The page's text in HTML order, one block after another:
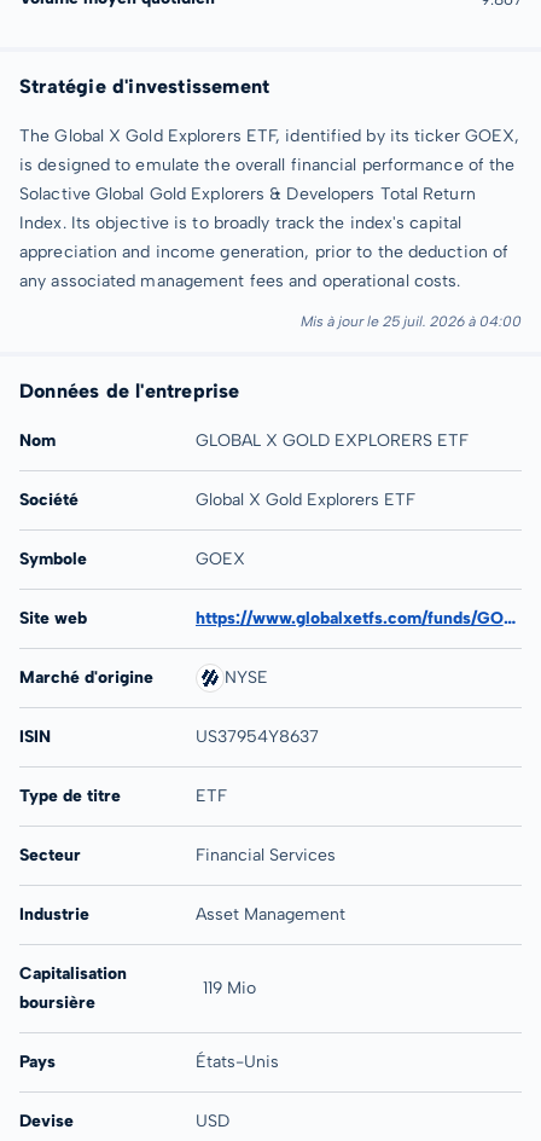
Stratégie d'investissement
The Global X Gold Explorers ETF, identified by its ticker GOEX,
is designed to emulate the overall financial performance of the
Solactive Global Gold Explorers & Developers Total Return
Index. Its objective is to broadly track the index's capital
appreciation and income generation, prior to the deduction of
any associated management fees and operational costs.
Mis à jour le 25 juil. 2026 à 04:00
Données de l'entreprise
Nom GLOBAL X GOLD EXPLORERS ETF
Société Global X Gold Explorers ETF
Symbole GOEX
Site web https://www.globalxetfs.com/funds/GOEX
Marché d'origine NYSE
ISIN US37954Y8637
Type de titre ETF
Secteur Financial Services
Industrie Asset Management
Capitalisation
boursière
119 Mio
Pays États-Unis
Devise USD